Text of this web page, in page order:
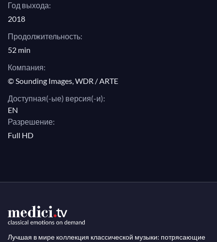
Год выхода:
2018
Продолжительность:
52 min
Компания:
© Sounding Images, WDR / ARTE
Доступная(-ые) версия(-и):
EN
Разрешение:
Full HD
Лучшая в мире коллекция классической музыки: потрясающие